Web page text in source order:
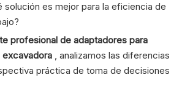
solución es mejor para la eficiencia de
profesional de adaptadores para
, analizamos las diferencias
práctica de toma de decisiones